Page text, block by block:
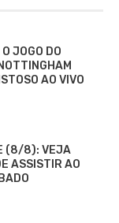
JOGO DO
AO VIVO
(8/8): VEJA
ASSISTIR AO